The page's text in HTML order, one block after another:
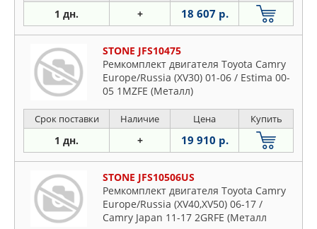
1 дн. + 18 607 р.
STONE JFS10475
Ремкомплект двигателя Toyota Camry
Europe/Russia (XV30) 01-06 / Estima 00-
05 1MZFE (Металл)
Срок поставки Наличие Цена Купить
1 дн. + 19 910 р.
STONE JFS10506US
Ремкомплект двигателя Toyota Camry
Europe/Russia (XV40,XV50) 06-17 /
Camry Japan 11-17 2GRFE (Металл